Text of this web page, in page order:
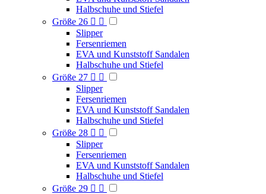
Halbschuhe und Stiefel
Größe 26  
Slipper
Fersenriemen
EVA und Kunststoff Sandalen
Halbschuhe und Stiefel
Größe 27  
Slipper
Fersenriemen
EVA und Kunststoff Sandalen
Halbschuhe und Stiefel
Größe 28  
Slipper
Fersenriemen
EVA und Kunststoff Sandalen
Halbschuhe und Stiefel
Größe 29  